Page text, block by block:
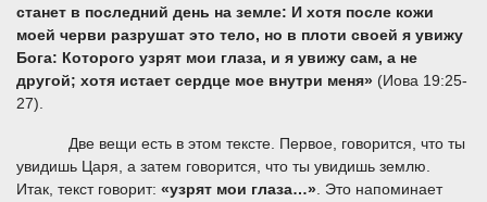
станет в последний день на земле: И хотя после кожи
моей черви разрушат это тело, но в плоти своей я увижу
Бога: Которого узрят мои глаза, и я увижу сам, а не
другой; хотя истает сердце мое внутри меня» (Иова 19:25-
27).
Две вещи есть в этом тексте. Первое, говорится, что ты
увидишь Царя, а затем говорится, что ты увидишь землю.
Итак, текст говорит: «узрят мои глаза…» . Это напоминает